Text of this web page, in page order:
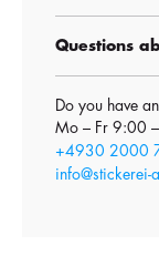
Questions
Do you have
Mo – Fr 9:00
+4930 2000
info@stickerei-